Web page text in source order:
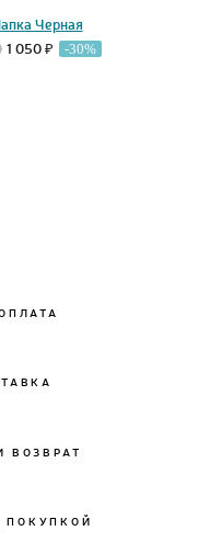
Черная
1 050 ₽ -30%
ВОЗВРАТ
ПОКУПКОЙ